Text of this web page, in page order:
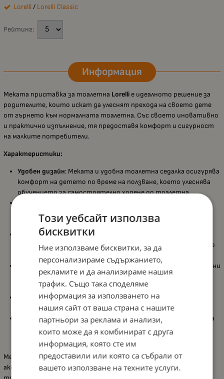
Lorelli/ Lorelli Classic
Рейтинг:
Информация
Меката приставка за тоалетна Lorelli е идеалното решение за
родителите, които искат да улеснят прехода на своето дете
от гърнето към нормалната тоалетна. Със своето иновативно
и практично изпълнение, тя предоставя комфорт и сигурност
на малките потребители.
Характеристики:
Удобен дизайн: Меката и удобна тоалетна седалка осигурява
комфорт на детето по време на ползване, което улеснява
обучението за самостоятелно ходене до тоалетна.
пренасяне и поставяне, което я прави практична за
използване в различни бани.
Отделяща се мека възглавничка
приставката разполага с отделяща се възглавничка, която
Практични странични дръжки : Снабдена с удобни странични
дръжки, които помагат на детето да се хваща и да се
чувства сигурно по време на употреба.
Пластмасов протектор: Предпазва от измокряне и
осигурява допълнителна безопасност.
Комфортна облегалка : Пластмасовата облегалка осигурява
допълнителна опора, което прави използването на
приставката удобно и приятно.
Меката приставка за тоалетнаLorelli е практичен и удобен
аксесоар, който прави прехода от гърнето към нормалната
Този уебсайт използва
бисквитки
Ние използваме бисквитки, за да
персонализираме съдържанието,
рекламите и да анализираме нашия
трафик. Също така споделяме
информация за използването на
нашия сайт от ваша страна с нашите
партньори за реклама и анализи,
които може да я комбинират с друга
информация, която сте им
предоставили или която са събрали от
вашето използване на техните услуги.